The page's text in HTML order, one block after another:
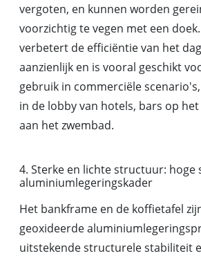
vergoten, en kunnen worden
voorzichtig te vegen met een
verbetert de efficiëntie van het
aanzienlijk en is vooral geschikt
gebruik in commerciële
in de lobby van hotels, bars op
aan het zwembad.
4. Sterke en lichte structuur: hoge
aluminiumlegeringskader
Het bankframe en de koffietafel
geoxideerde
uitstekende structurele stabiliteit